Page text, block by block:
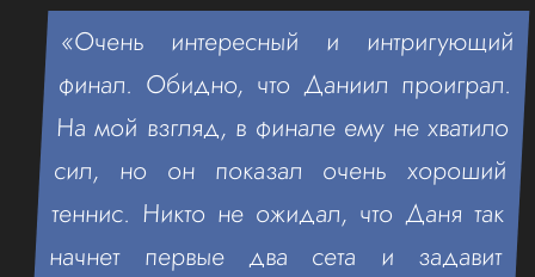
«Очень интересный и интригующий
финал. Обидно, что Даниил проиграл.
На мой взгляд, в финале ему не хватило
сил, но он показал очень хороший
теннис. Никто не ожидал, что Даня так
начнет первые два сета и задавит